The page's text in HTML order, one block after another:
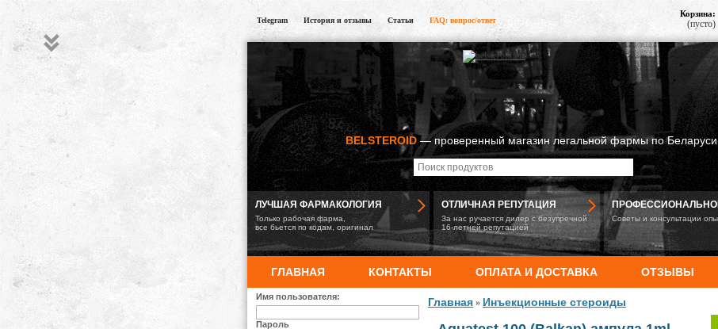
Telegram История и отзывы Статьи FAQ: вопрос/ответ
Корзина:
(пусто)
BELSTEROID— проверенный магазин легальной фармы по Беларуси.
ЛУЧШАЯ ФАРМАКОЛОГИЯ
Только рабочая фарма,
все бьется по кодам, оригинал
ОТЛИЧНАЯ РЕПУТАЦИЯ
За нас ручается дилер с безупречной
16-летней репутацией
Советы и консультации
ГЛАВНАЯ КОНТАКТЫ ОПЛАТА И ДОСТАВКА ОТЗЫВЫ
Главная » Инъекционные стероиды
Имя пользователя:
Пароль